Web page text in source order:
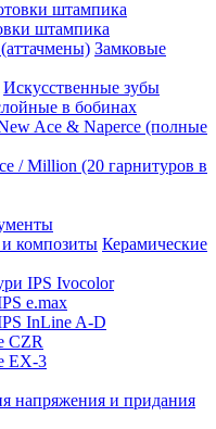
штампика
Замковые
Искусственные зубы
в бобинах
Ace & Naperce (полные
/ Million (20 гарнитуров в
Керамические
IPS Ivocolor
e.max
InLine A-D
CZR
EX-3